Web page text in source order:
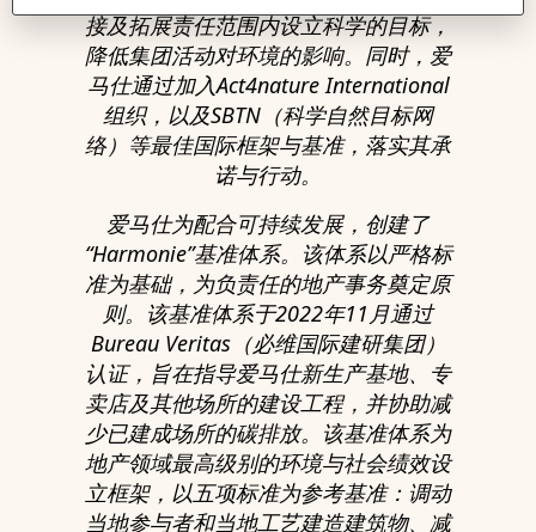
接及拓展责任范围内设立科学的目标，
降低集团活动对环境的影响。同时，爱
马仕通过加入Act4nature International
组织，以及SBTN（科学自然目标网
络）等最佳国际框架与基准，落实其承
诺与行动。
爱马仕为配合可持续发展，创建了
“Harmonie”基准体系。该体系以严格标
准为基础，为负责任的地产事务奠定原
则。该基准体系于2022年11月通过
Bureau Veritas（必维国际建研集团）
认证，旨在指导爱马仕新生产基地、专
卖店及其他场所的建设工程，并协助减
少已建成场所的碳排放。该基准体系为
地产领域最高级别的环境与社会绩效设
立框架，以五项标准为参考基准：调动
当地参与者和当地工艺建造建筑物、减